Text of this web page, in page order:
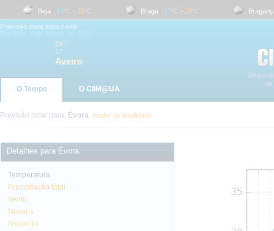
Beja 16 ºC- 32 ºC Braga 17 ºC- 28 ºC Bragança
Previsão para esta noite
24
17
Aveiro
O Tempo O CliM@UA
Previsão local para: Évora mudar de localidade
Detalhes para Évora
Temperatura
Precipitação total
Vento
Nuvens
Nevoeiro